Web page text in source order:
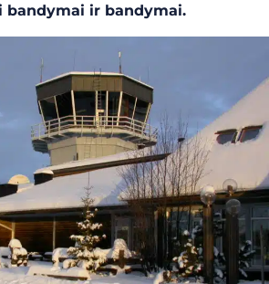
ir bandymai.